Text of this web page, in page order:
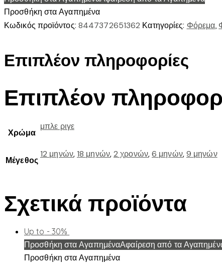
ποσότητα
Προσθήκη στα Αγαπημένα
Κωδικός προϊόντος: 8447372651362 Κατηγορίες: Φόρεμα,
Επιπλέον πληροφορίες
Επιπλέον
Χρώμα
μπλε ριγε
Μέγεθος
12 μηνών,18 μηνών,2 χρονών,6 μηνών,9 μηνών
Σχετικά προϊόντα
Up to - 30%
Προσθήκη στα ΑγαπημέναΑφαίρεση από τα
Προσθήκη στα Αγαπημένα